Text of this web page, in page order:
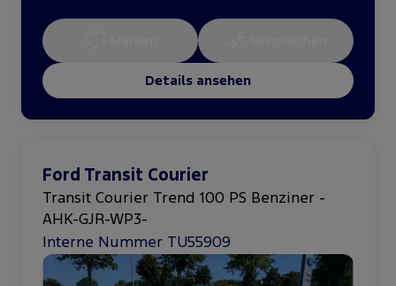
Details ansehen
Ford Transit Courier
Transit Courier Trend 100 PS Benziner -
AHK-GJR-WP3-
Interne Nummer TU55909